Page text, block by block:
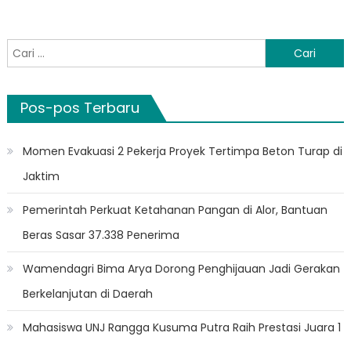
Cari
untuk:
Pos-pos Terbaru
Momen Evakuasi 2 Pekerja Proyek Tertimpa Beton Turap di
Jaktim
Pemerintah Perkuat Ketahanan Pangan di Alor, Bantuan
Beras Sasar 37.338 Penerima
Wamendagri Bima Arya Dorong Penghijauan Jadi Gerakan
Berkelanjutan di Daerah
Mahasiswa UNJ Rangga Kusuma Putra Raih Prestasi Juara 1